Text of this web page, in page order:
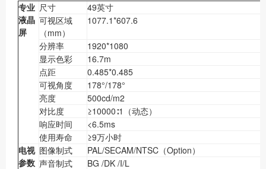
专业
液晶
屏
尺寸
49英寸
可视区域
（mm）
1077.1*607.6
分辨率
1920*1080
显示色彩
16.7m
点距
0.485*0.485
可视角度
178°/178°
亮度
500cd/m2
对比度
≥10000∶1（动态）
响应时间
<6.5ms
使用寿命
≥9万小时
电视
参数
图像制式
PAL/SECAM/NTSC（Option）
声音制式
BG /DK /I/L